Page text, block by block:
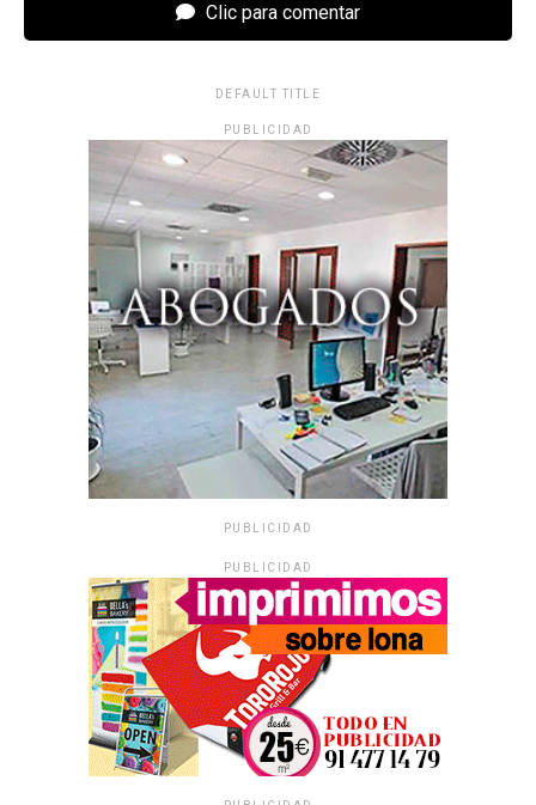
Clic para comentar
DEFAULT TITLE
PUBLICIDAD
PUBLICIDAD
PUBLICIDAD